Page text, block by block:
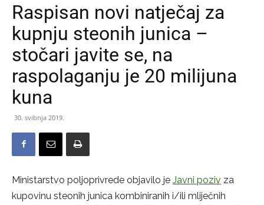
Virovitički
prsten
Raspisan novi natječaj za
kupnju steonih junica –
stočari javite se, na
raspolaganju je 20 milijuna
kuna
30. svibnja 2019.
Ministarstvo poljoprivrede objavilo je Javni poziv za
kupovinu steonih junica kombiniranih i/ili mliječnih